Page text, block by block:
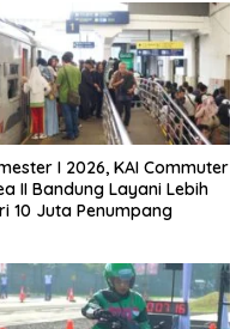
I 2026, KAI Commuter
II Bandung Layani Lebih
10 Juta Penumpang